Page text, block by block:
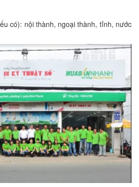
có): nội thành, ngoại thành, tỉnh, nước